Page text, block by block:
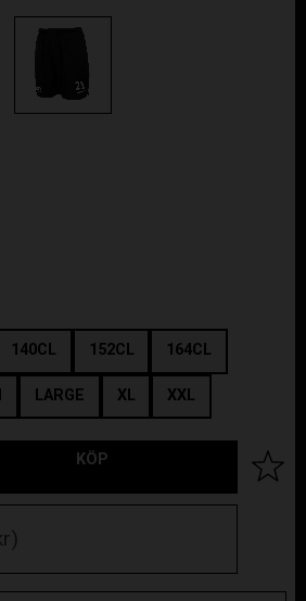
140CL 152CL 164CL
LARGE XL XXL
KÖP Lägg